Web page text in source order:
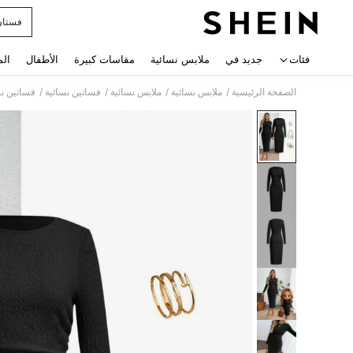
فئات جديد في ملابس نسائية مقاسات كبيرة الأطفال
الصفحة الرئيسية / ملابس نسائية / ملابس نسائية / فساتين نسائية / فساتين